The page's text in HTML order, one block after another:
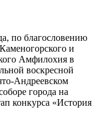
по благословению
и
Амфилохия в
воскресной
Андреевском
города на
конкурса «История